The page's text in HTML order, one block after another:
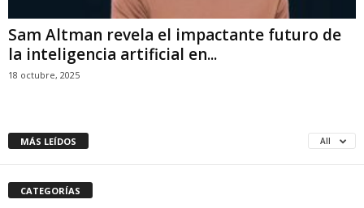
Sam Altman revela el impactante futuro de
la inteligencia artificial en...
18 octubre, 2025
MÁS LEÍDOS All
CATEGORÍAS